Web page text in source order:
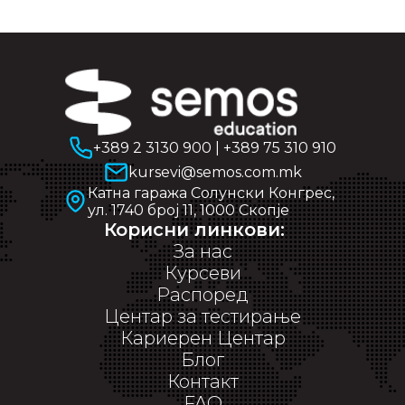
+389 2 3130 900
+389 75 310 910
kursevi@semos.com.mk
Катна гаража Солунски Конгрес,
ул. 1740 број 11, 1000 Скопје
Корисни линкови:
За нас
Курсеви
Распоред
Центар за тестирање
Кариерен Центар
Блог
Контакт